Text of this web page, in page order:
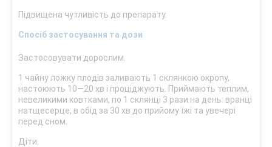
Підвищена чутливість до препарату.
Спосіб застосування та дози
Застосовувати дорослим.
1 чайну ложку плодів заливають 1 склянкою окропу,
настоюють 10—20 хв і проціджують. Приймають теплим,
невеликими ковтками, по 1 склянці 3 рази на день: вранці
натщесерце, в обід за 30 хв до прийому їжі та увечері
перед сном.
Діти.